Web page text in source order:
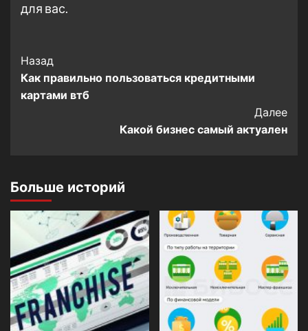
для вас.
Post
Navigation
Назад
Как правильно пользоваться кредитными
картами втб
Далее
Какой бизнес самый актуален
Больше историй